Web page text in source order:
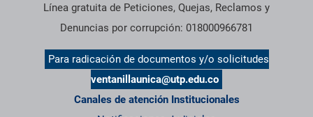
Línea gratuita de Peticiones, Quejas, Reclamos y
Denuncias por corrupción: 018000966781
Para radicación de documentos y/o solicitudes
ventanillaunica@utp.edu.co
Canales de atención Institucionales